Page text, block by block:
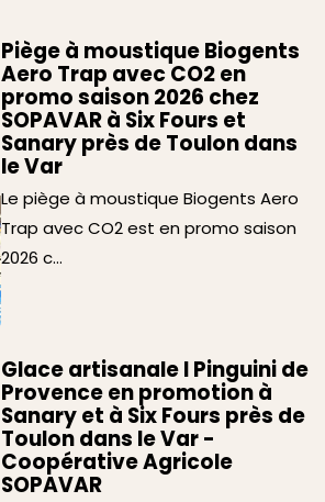
Piège à moustique Biogents
Aero Trap avec CO2 en
promo saison 2026 chez
SOPAVAR à Six Fours et
Sanary près de Toulon dans
le Var
Le piège à moustique Biogents Aero
Trap avec CO2 est en promo saison
2026 c...
Glace artisanale I Pinguini de
Provence en promotion à
Sanary et à Six Fours près de
Toulon dans le Var -
Coopérative Agricole
SOPAVAR